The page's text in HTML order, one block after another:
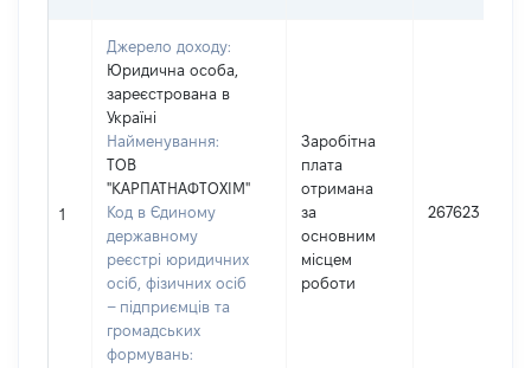
1
Джерело доходу:
Юридична особа,
зареєстрована в
Україні
Найменування:
ТОВ
"КАРПАТНАФТОХІМ"
Код в Єдиному
державному
реєстрі юридичних
осіб, фізичних осіб
– підприємців та
громадських
формувань:
Заробітна
плата
отримана
за
основним
місцем
роботи
267623